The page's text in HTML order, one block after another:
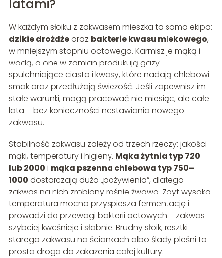
latami?
W każdym słoiku z zakwasem mieszka ta sama ekipa:
dzikie drożdżeoraz bakterie kwasu mlekowego,
w mniejszym stopniu octowego. Karmisz je mąką i
wodą, a one w zamian produkują gazy
spulchniające ciasto i kwasy, które nadają chlebowi
smak oraz przedłużają świeżość. Jeśli zapewnisz im
stałe warunki, mogą pracować nie miesiąc, ale całe
lata – bez konieczności nastawiania nowego
zakwasu.
Stabilność zakwasu zależy od trzech rzeczy: jakości
mąki, temperatury i higieny. Mąka żytnia typ 720
lub 2000 i mąka pszenna chlebowa typ 750–
1000 dostarczają dużo „pożywienia”, dlatego
zakwas na nich zrobiony rośnie żwawo. Zbyt wysoka
temperatura mocno przyspiesza fermentację i
prowadzi do przewagi bakterii octowych – zakwas
szybciej kwaśnieje i słabnie. Brudny słoik, resztki
starego zakwasu na ściankach albo ślady pleśni to
prosta droga do zakażenia całej kultury.